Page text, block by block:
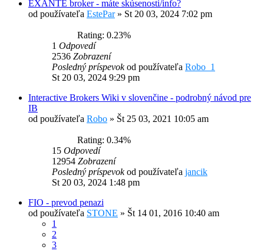
EXANTE broker - máte skúsenosti/info?
od používateľa EstePar» St 20 03, 2024 7:02 pm
Rating: 0.23%
1 Odpovedí
2536 Zobrazení
Posledný príspevokod používateľa Robo_1
St 20 03, 2024 9:29 pm
Interactive Brokers Wiki v slovenčine - podrobný návod pre
IB
od používateľa Robo » Št 25 03, 2021 10:05 am
Rating: 0.34%
15 Odpovedí
12954 Zobrazení
Posledný príspevokod používateľa jancik
St 20 03, 2024 1:48 pm
FIO - prevod penazi
od používateľa STONE » Št 14 01, 2016 10:40 am
1
2
3